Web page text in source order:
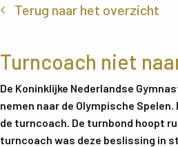
Terug naar het overzicht
Turncoach niet
De Koninklijke Nederlandse
nemen naar de Olympische
de turncoach. De turnbond hoopt
turncoach was deze beslissing in